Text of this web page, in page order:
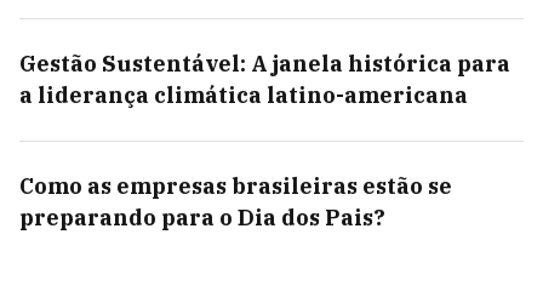
Gestão Sustentável: A janela histórica para
a liderança climática latino-americana
Como as empresas brasileiras estão se
preparando para o Dia dos Pais?